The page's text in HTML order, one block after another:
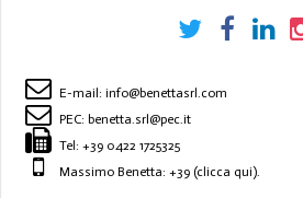
E-mail: info@benettasrl.com
PEC: benetta.srl@pec.it
Tel: +39 0422 1725325
Massimo Benetta: +39 (clicca qui).